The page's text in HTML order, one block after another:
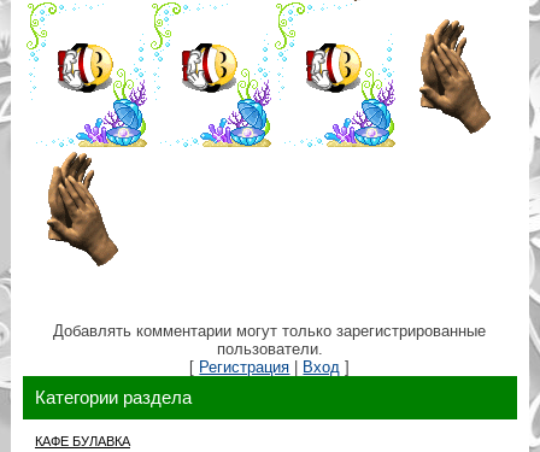
Добавлять комментарии могут только зарегистрированные
пользователи.
[ Регистрация | Вход ]
Категории раздела
КАФЕ БУЛАВКА